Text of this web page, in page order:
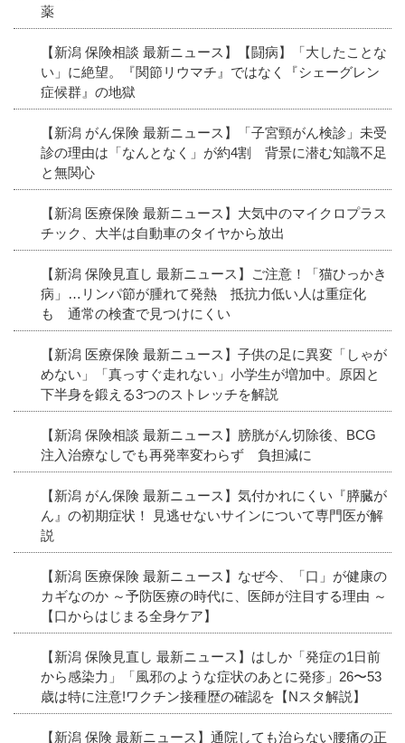
薬
【新潟 保険相談 最新ニュース】【闘病】「大したことな
い」に絶望。『関節リウマチ』ではなく『シェーグレン
症候群』の地獄
【新潟 がん保険 最新ニュース】「子宮頸がん検診」未受
診の理由は「なんとなく」が約4割 背景に潜む知識不足
と無関心
【新潟 医療保険 最新ニュース】大気中のマイクロプラス
チック、大半は自動車のタイヤから放出
【新潟 保険見直し 最新ニュース】ご注意！「猫ひっかき
病」…リンパ節が腫れて発熱 抵抗力低い人は重症化
も 通常の検査で見つけにくい
【新潟 医療保険 最新ニュース】子供の足に異変「しゃが
めない」「真っすぐ走れない」小学生が増加中。原因と
下半身を鍛える3つのストレッチを解説
【新潟 保険相談 最新ニュース】膀胱がん切除後、BCG
注入治療なしでも再発率変わらず 負担減に
【新潟 がん保険 最新ニュース】気付かれにくい『膵臓が
ん』の初期症状！ 見逃せないサインについて専門医が解
説
【新潟 医療保険 最新ニュース】なぜ今、「口」が健康の
カギなのか ～予防医療の時代に、医師が注目する理由 ～
【口からはじまる全身ケア】
【新潟 保険見直し 最新ニュース】はしか「発症の1日前
から感染力」「風邪のような症状のあとに発疹」26〜53
歳は特に注意!ワクチン接種歴の確認を【Nスタ解説】
【新潟 保険 最新ニュース】通院しても治らない腰痛の正